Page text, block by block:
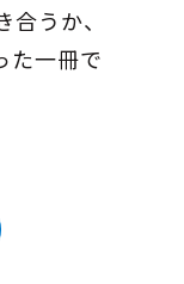
うか、
た一冊で